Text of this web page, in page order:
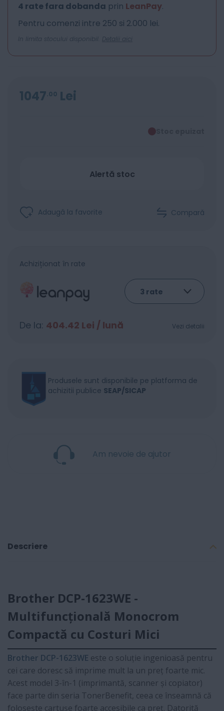
4 rate fara dobanda prin LeanPay.
Pentru comenzi intre 250 si 2.000 lei.
In limita stocului disponibil. Detalii aici
1047 00 Lei
Alertă stoc
Adaugă la favorite Compară
Achiziționat în rate
De la: 404.42 Lei / lună Vezi detalii
Produsele sunt disponibile pe platforma de
achizitii publice SEAP/SICAP
Am nevoie de ajutor
Descriere
Brother DCP-1623WE -
Multifuncțională Monocrom
Compactă cu Costuri Mici
Brother DCP-1623WE este o soluție ingenioasă pentru
cei care doresc să imprime mult la un preț foarte mic.
Acest model 3-în-1 (imprimantă, scanner și copiator)
face parte din seria TonerBenefit, ceea ce înseamnă că
folosește cartușe foarte accesibile ca preț. Datorită